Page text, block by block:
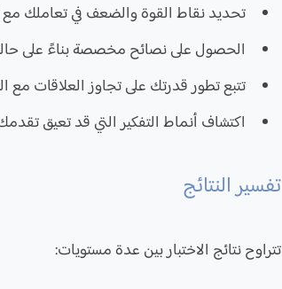
تحديد نقاط القوة والضعف في تعاملك مع
الحصول على نصائح مخصصة بناءً على
تتبع تطور قدرتك على تجاوز العلاقات مع
اكتشاف أنماط التفكير التي قد تعيق
تفسير النتائج
تتراوح نتائج الاختبار بين عدة مستويات: